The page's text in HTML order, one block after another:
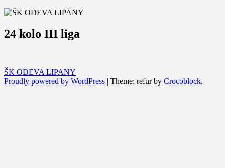
24 kolo III liga
ŠK ODEVA LIPANY
Proudly powered by WordPress | Theme: refur by Crocoblock.